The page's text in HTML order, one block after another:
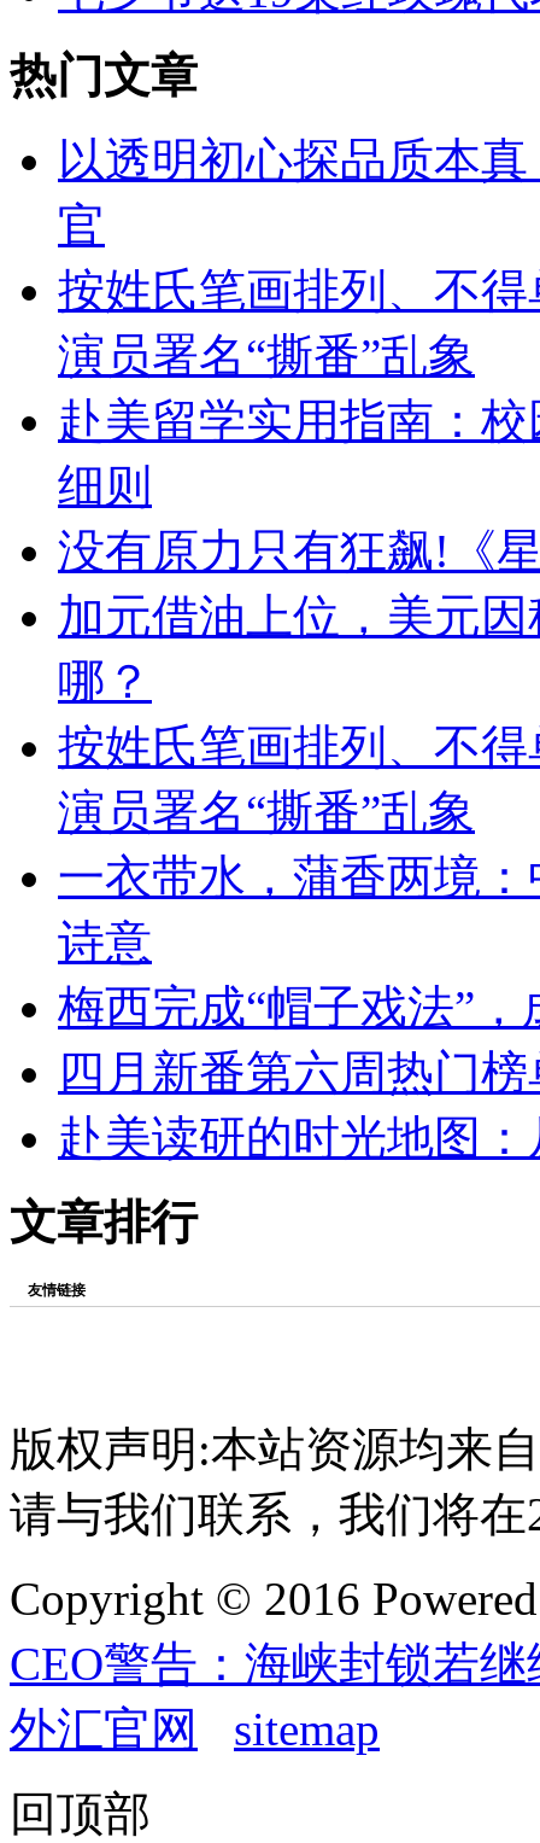
热门文章
以透明初心探品质本
官
按姓氏笔画排列、不
演员署名“撕番”乱象
赴美留学实用指南：
细则
没有原力只有狂飙!《
加元借油上位，美元
哪？
按姓氏笔画排列、不
演员署名“撕番”乱象
一衣带水，蒲香两境
诗意
梅西完成“帽子戏法”
四月新番第六周热门
赴美读研的时光地图
文章排行
友情链接
版权声明:本站资源均来
请与我们联系，我们将
Copyright © 2016
CEO警告：海峡封锁若
外汇官网
sitemap
回顶部